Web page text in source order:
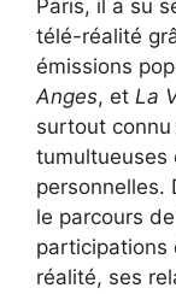
Paris, il a su
télé-réalité
émissions
Anges, et La
surtout
tumultueuses
personnelles.
le parcours
participations
réalité, ses